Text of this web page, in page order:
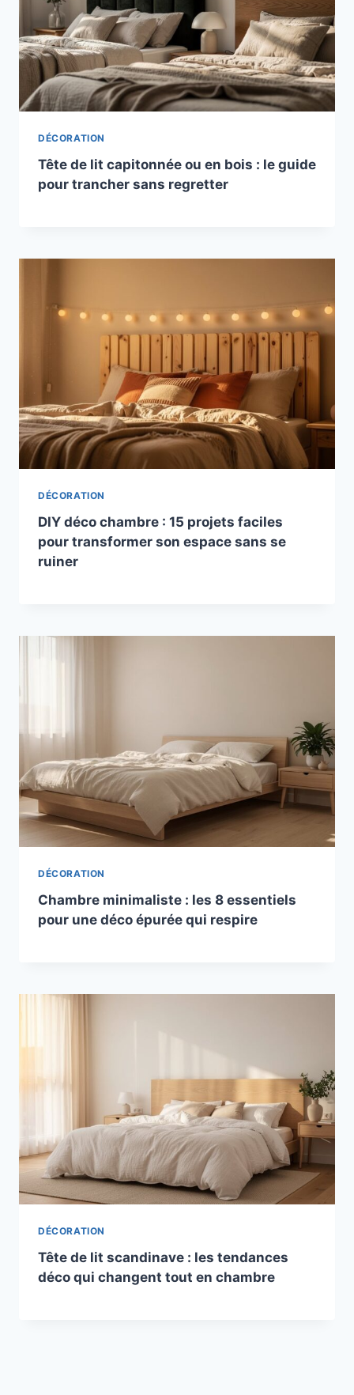
DÉCORATION
Tête de lit capitonnée ou en bois : le guide
pour trancher sans regretter
DÉCORATION
DIY déco chambre : 15 projets faciles
pour transformer son espace sans se
ruiner
DÉCORATION
Chambre minimaliste : les 8 essentiels
pour une déco épurée qui respire
DÉCORATION
Tête de lit scandinave : les tendances
déco qui changent tout en chambre